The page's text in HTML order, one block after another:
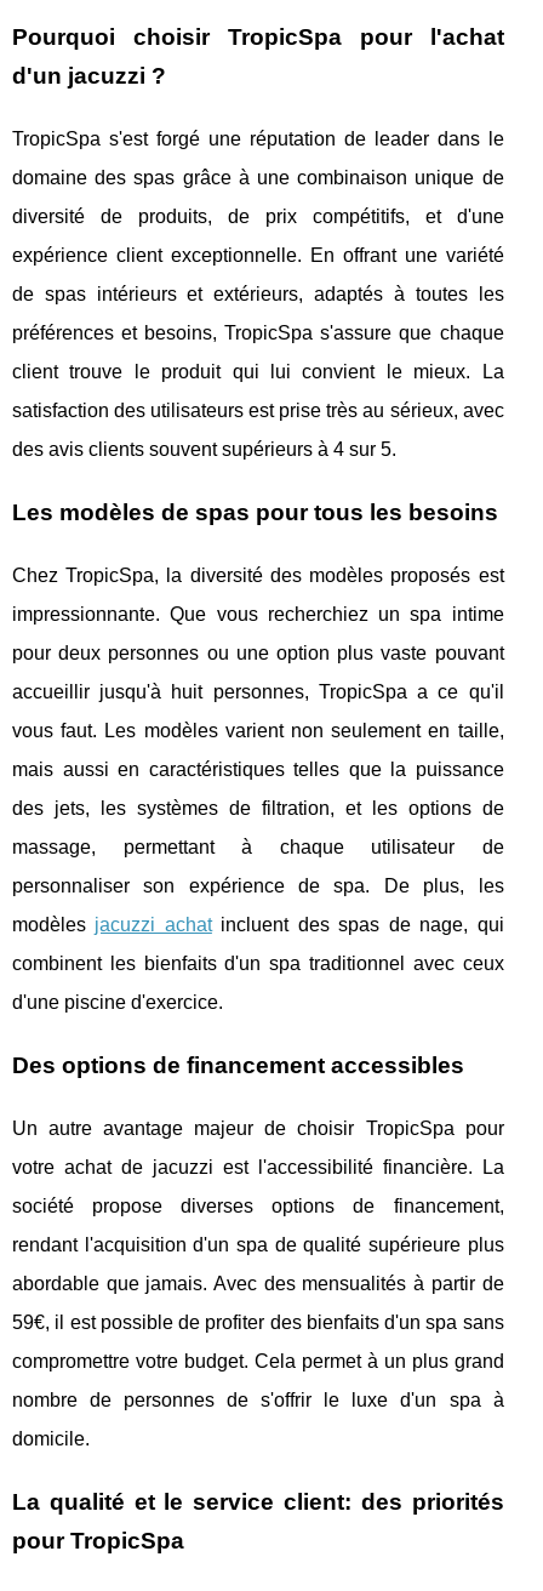
Pourquoi choisir TropicSpa pour l'achat
d'un jacuzzi ?
TropicSpa s'est forgé une réputation de leader dans le
domaine des spas grâce à une combinaison unique de
diversité de produits, de prix compétitifs, et d'une
expérience client exceptionnelle. En offrant une variété
de spas intérieurs et extérieurs, adaptés à toutes les
préférences et besoins, TropicSpa s'assure que chaque
client trouve le produit qui lui convient le mieux. La
satisfaction des utilisateurs est prise très au sérieux, avec
des avis clients souvent supérieurs à 4 sur 5.
Les modèles de spas pour tous les besoins
Chez TropicSpa, la diversité des modèles proposés est
impressionnante. Que vous recherchiez un spa intime
pour deux personnes ou une option plus vaste pouvant
accueillir jusqu'à huit personnes, TropicSpa a ce qu'il
vous faut. Les modèles varient non seulement en taille,
mais aussi en caractéristiques telles que la puissance
des jets, les systèmes de filtration, et les options de
massage, permettant à chaque utilisateur de
personnaliser son expérience de spa. De plus, les
modèles jacuzzi achatincluent des spas de nage, qui
combinent les bienfaits d'un spa traditionnel avec ceux
d'une piscine d'exercice.
Des options de financement accessibles
Un autre avantage majeur de choisir TropicSpa pour
votre achat de jacuzzi est l'accessibilité financière. La
société propose diverses options de financement,
rendant l'acquisition d'un spa de qualité supérieure plus
abordable que jamais. Avec des mensualités à partir de
59€, il est possible de profiter des bienfaits d'un spa sans
compromettre votre budget. Cela permet à un plus grand
nombre de personnes de s'offrir le luxe d'un spa à
domicile.
La qualité et le service client: des priorités
pour TropicSpa